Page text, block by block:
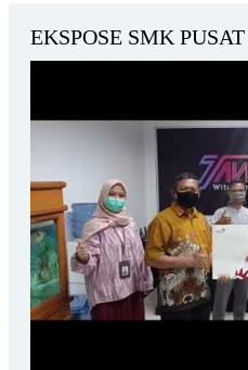
EKSPOSE SMK